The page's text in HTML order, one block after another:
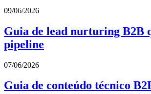
09/06/2026
Guia de lead nurturing B2B
pipeline
07/06/2026
Guia de conteúdo técnico